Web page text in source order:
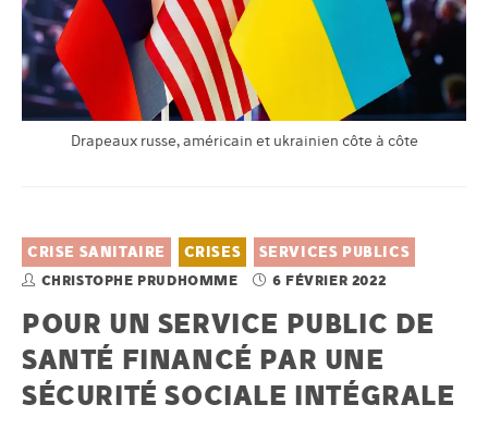
Drapeaux russe, américain et ukrainien côte à côte
CRISE SANITAIRE CRISES SERVICES PUBLICS
CHRISTOPHE PRUDHOMME 6 FÉVRIER 2022
POUR UN SERVICE PUBLIC DE
SANTÉ FINANCÉ PAR UNE
SÉCURITÉ SOCIALE INTÉGRALE